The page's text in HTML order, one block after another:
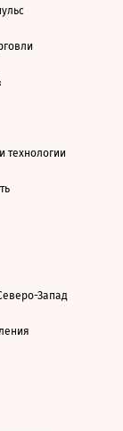
технологии
Запад